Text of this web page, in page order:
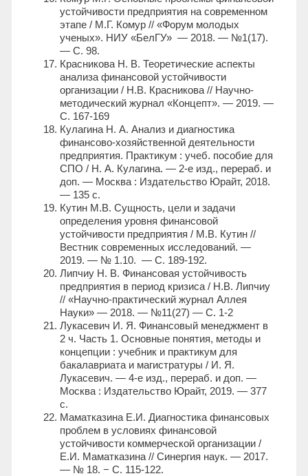
устойчивости предприятия на современном
этапе / М.Г. Комур // «Форум молодых
ученых». НИУ «БелГУ» — 2018. — №1(17).
— С. 98.
Красникова Н. В. Теоретические аспекты
анализа финансовой устойчивости
организации / Н.В. Красникова // Научно-
методический журнал «Концепт». — 2019. —
С. 167-169
Кулагина Н. А. Анализ и диагностика
финансово-хозяйственной деятельности
предприятия. Практикум : учеб. пособие для
СПО / Н. А. Кулагина. — 2-е изд., перераб. и
доп. — Москва : Издательство Юрайт, 2018.
— 135 с.
Кутин М.В. Сущность, цели и задачи
определения уровня финансовой
устойчивости предприятия / М.В. Кутин //
Вестник современных исследований. —
2019. — № 1.10. — С. 189-192.
Липчиу Н. В. Финансовая устойчивость
предприятия в период кризиса / Н.В. Липчиу
// «Научно-практический журнал Аллея
Науки» — 2018. — №11(27) — С. 1-2
Лукасевич И. Я. Финансовый менеджмент в
2 ч. Часть 1. Основные понятия, методы и
концепции : учебник и практикум для
бакалавриата и магистратуры / И. Я.
Лукасевич. — 4-е изд., перераб. и доп. —
Москва : Издательство Юрайт, 2019. — 377
с.
Маматказина Е.И. Диагностика финансовых
проблем в условиях финансовой
устойчивости коммерческой организации /
Е.И. Маматказина // Синергия наук. — 2017.
— № 18. − С. 115-122.